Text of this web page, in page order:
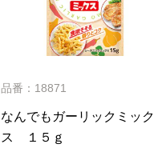
品番：18871
なんでもガーリックミック
ス １５ｇ